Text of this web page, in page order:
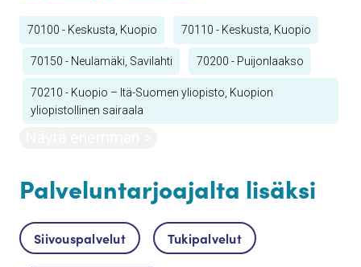
70100 - Keskusta, Kuopio 70110 - Keskusta, Kuopio
70150 - Neulamäki, Savilahti 70200 - Puijonlaakso
70210 - Kuopio – Itä-Suomen yliopisto, Kuopion
yliopistollinen sairaala
Palveluntarjoajalta lisäksi
Siivouspalvelut Tukipalvelut